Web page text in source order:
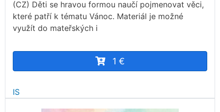
(CZ) Děti se hravou formou naučí pojmenovat věci,
které patří k tématu Vánoc. Materiál je možné
využít do mateřských i
1 €
IS